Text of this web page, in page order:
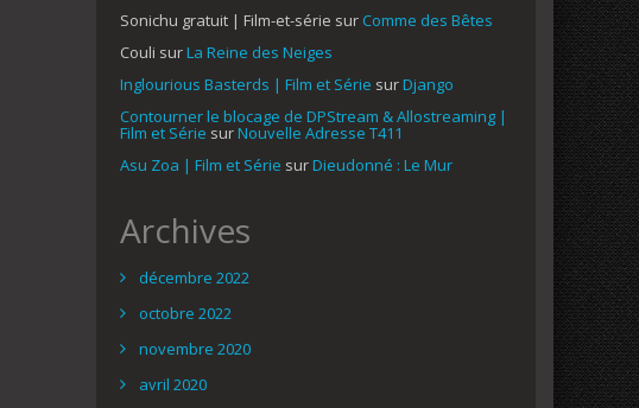
Sonichu gratuit | Film-et-série sur Comme des Bêtes
Couli surLa Reine des Neiges
Inglourious Basterds | Film et Série surDjango
Contourner le blocage de DPStream & Allostreaming |
Film et Série surNouvelle Adresse T411
Asu Zoa | Film et Série surDieudonné : Le Mur
Archives
décembre 2022
octobre 2022
novembre 2020
avril 2020